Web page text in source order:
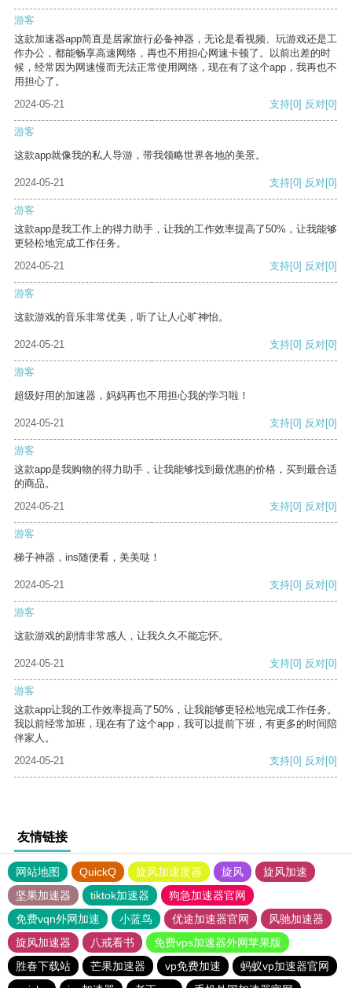
游客
这款加速器app简直是居家旅行必备神器，无论是看视频、玩游戏还是工
作办公，都能畅享高速网络，再也不用担心网速卡顿了。以前出差的时
候，经常因为网速慢而无法正常使用网络，现在有了这个app，我再也不
用担心了。
2024-05-21
支持[0] 反对[0]
游客
这款app就像我的私人导游，带我领略世界各地的美景。
2024-05-21 支持[0] 反对[0]
游客
这款app是我工作上的得力助手，让我的工作效率提高了50%，让我能够
更轻松地完成工作任务。
2024-05-21
支持[0] 反对[0]
游客
这款游戏的音乐非常优美，听了让人心旷神怡。
2024-05-21 支持[0] 反对[0]
游客
超级好用的加速器，妈妈再也不用担心我的学习啦！
2024-05-21 支持[0] 反对[0]
游客
这款app是我购物的得力助手，让我能够找到最优惠的价格，买到最合适
的商品。
2024-05-21
支持[0] 反对[0]
游客
梯子神器，ins随便看，美美哒！
2024-05-21 支持[0] 反对[0]
游客
这款游戏的剧情非常感人，让我久久不能忘怀。
2024-05-21 支持[0] 反对[0]
游客
这款app让我的工作效率提高了50%，让我能够更轻松地完成工作任务。
我以前经常加班，现在有了这个app，我可以提前下班，有更多的时间陪
伴家人。
2024-05-21
支持[0] 反对[0]
友情链接
网站地图 QuickQ 旋风加速度器 旋风
旋风加速
坚果加速器
tiktok加速器
狗急加速器官网
免费vqn外网加速
小蓝鸟 优途加速器官网
风驰加速器
旋风加速器
八戒看书
免费vps加速器外网苹果版
胜春下载站
芒果加速器 vp免费加速
蚂蚁vp加速器官网